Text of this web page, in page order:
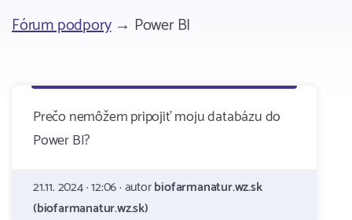
Fórum podpory→ Power BI
Prečo nemôžem pripojiť moju databázu do
Power BI?
21.11. 2024 · 12:06 · autorbiofarmanatur.wz.sk
(biofarmanatur.wz.sk)